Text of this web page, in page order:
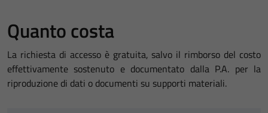
Quanto costa
La richiesta di accesso è gratuita, salvo il rimborso del costo
effettivamente sostenuto e documentato dalla P.A. per la
riproduzione di dati o documenti su supporti materiali.